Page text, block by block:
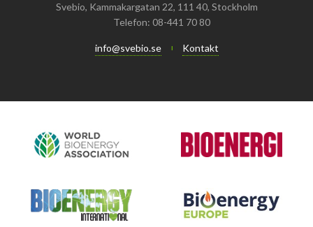
Svebio, Kammakargatan 22, 111 40, Stockholm
Telefon: 08-441 70 80
info@svebio.se Kontakt